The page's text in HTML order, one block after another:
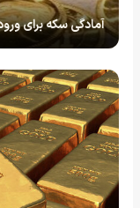
آمادگی سکه برای ورود به کانال